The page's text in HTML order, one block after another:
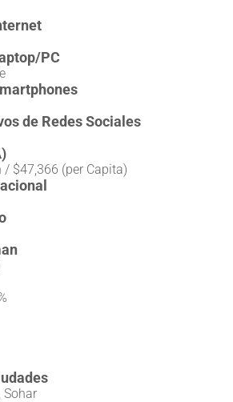
PC
de Redes Sociales
$47,366 (per Capita)
Sohar